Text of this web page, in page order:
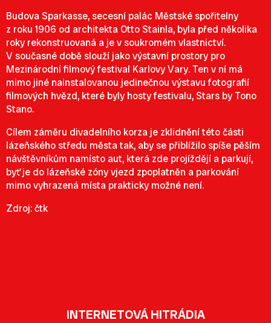
Budova Sparkasse, secesní palác Městské spořitelny
z roku 1906 od architekta Otto Stainla, byla před několika
roky rekonstruovaná a je v soukromém vlastnictví.
V současné době slouží jako výstavní prostory pro
Mezinárodní filmový festival Karlovy Vary. Ten v ní má
mimo jiné nainstalovanou jedinečnou výstavu fotografií
filmových hvězd, které byly hosty festivalu, Stars by Tono
Stano.
Cílem záměru divadelního korza je zklidnění této části
lázeňského středu města tak, aby se přiblížilo spíše pěším
návštěvníkům namísto aut, která zde projíždějí a parkují,
byť je do lázeňské zóny vjezd zpoplatněn a parkování
mimo vyhrazená místa prakticky možné není.
Zdroj: čtk
INTERNETOVÁ HITRÁDIA